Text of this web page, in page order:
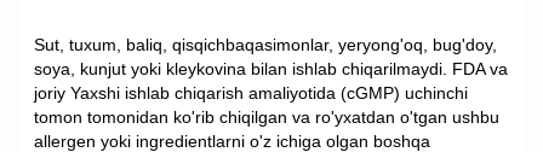
Sut, tuxum, baliq, qisqichbaqasimonlar, yeryong'oq, bug'doy,
soya, kunjut yoki kleykovina bilan ishlab chiqarilmaydi. FDA va
joriy Yaxshi ishlab chiqarish amaliyotida (cGMP) uchinchi
tomon tomonidan ko'rib chiqilgan va ro'yxatdan o'tgan ushbu
allergen yoki ingredientlarni o'z ichiga olgan boshqa